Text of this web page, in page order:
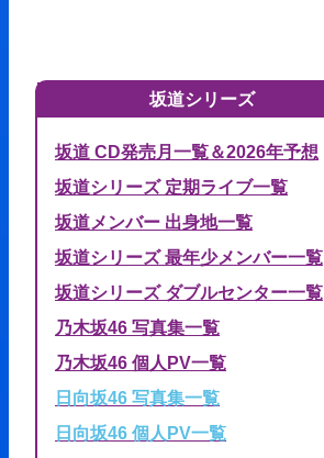
坂道シリーズ
坂道 CD発売月一覧＆2026年予想
坂道シリーズ 定期ライブ一覧
坂道メンバー 出身地一覧
坂道シリーズ 最年少メンバー一覧
坂道シリーズ ダブルセンター一覧
乃木坂46 写真集一覧
乃木坂46 個人PV一覧
日向坂46 写真集一覧
日向坂46 個人PV一覧